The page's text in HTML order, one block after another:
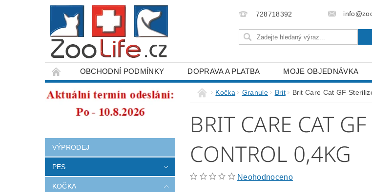
728718392
OBCHODNÍ PODMÍNKY DOPRAVA A PLATBA MOJE OBJEDNÁVKA
ODSTOUPENÍ OD SMLOUVY
VÝPRODEJ
PES
KOČKA
Kočka Granule Brit Brit Care Cat GF
BRIT CARE CAT
CONTROL 0,4KG
Neohodnoceno